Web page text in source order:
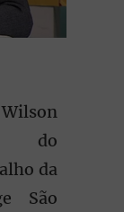
do
da
São